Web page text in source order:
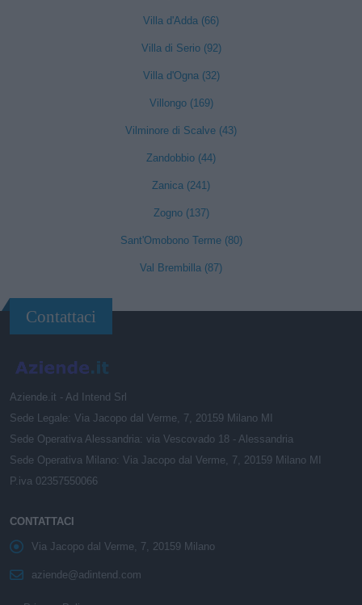
Villa d'Adda (66)
Villa di Serio (92)
Villa d'Ogna (32)
Villongo (169)
Vilminore di Scalve (43)
Zandobbio (44)
Zanica (241)
Zogno (137)
Sant'Omobono Terme (80)
Val Brembilla (87)
Contattaci
Aziende.it - Ad Intend Srl
Sede Legale: Via Jacopo dal Verme, 7, 20159 Milano MI
Sede Operativa Alessandria: via Vescovado 18 - Alessandria
Sede Operativa Milano: Via Jacopo dal Verme, 7, 20159 Milano MI
P.iva 02357550066
CONTATTACI
Via Jacopo dal Verme, 7, 20159 Milano
aziende@adintend.com